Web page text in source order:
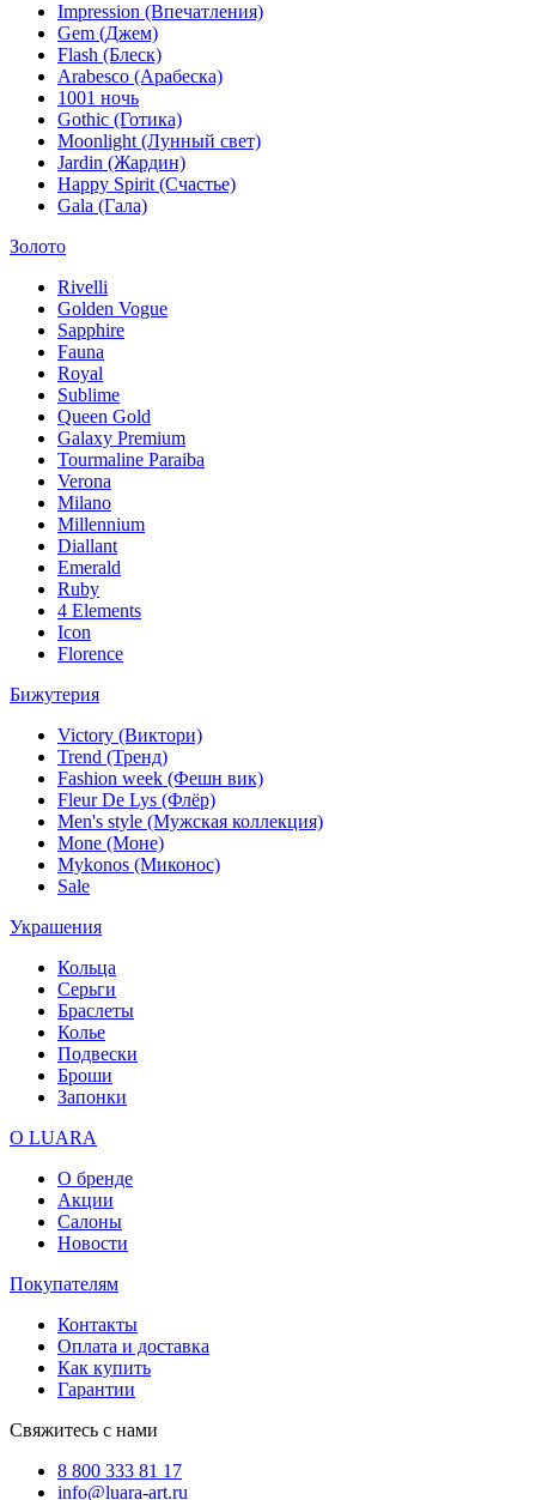
Impression (Впечатления)
Gem (Джем)
Flash (Блеск)
Arabesco (Арабеска)
1001 ночь
Gothic (Готика)
Moonlight (Лунный свет)
Jardin (Жардин)
Happy Spirit (Счастье)
Gala (Гала)
Золото
Rivelli
Golden Vogue
Sapphire
Fauna
Royal
Sublime
Queen Gold
Galaxy Premium
Tourmaline Paraiba
Verona
Milano
Millennium
Diallant
Emerald
Ruby
4 Elements
Icon
Florence
Бижутерия
Victory (Виктори)
Trend (Тренд)
Fashion week (Фешн вик)
Fleur De Lys (Флёр)
Men's style (Мужская коллекция)
Mone (Моне)
Mykonos (Миконос)
Sale
Украшения
Кольца
Серьги
Браслеты
Колье
Подвески
Броши
Запонки
О LUARA
О бренде
Акции
Салоны
Новости
Покупателям
Контакты
Оплата и доставка
Как купить
Гарантии
Свяжитесь с нами
8 800 333 81 17
info@luara-art.ru